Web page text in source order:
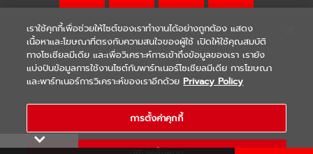
WARRANTY | Terms & Conditions
COPYRIGHT 2021 THAI YAMAHA MOTOR CO.,LTD. ALL RIGHTS
RESERVED
เราใช้คุกกี้เพื่อช่วยให้ไซต์ของเราทำงานได้อย่างถูกต้อง แสดง
เนื้อหาและโฆษณาที่ตรงกับความสนใจของผู้ใช้ เปิดให้ใช้คุณสมบัติ
ทางโซเชียลมีเดีย และเพื่อวิเคราะห์การเข้าถึงข้อมูลของเรา เรายัง
แบ่งปันข้อมูลการใช้งานไซต์กับพาร์ทเนอร์โซเชียลมีเดีย การโฆษณา
และพาร์ทเนอร์การวิเคราะห์ของเราอีกด้วย Privacy Policy
การตั้งค่าคุกกี้